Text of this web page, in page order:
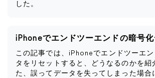
した。
この記事では、iPhoneでエンドツーエ
タをリセットすると、どうなるのかを紹
た、誤ってデータを失ってしまった場合